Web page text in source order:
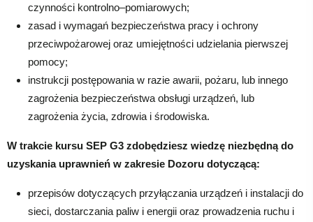
czynności kontrolno–pomiarowych;
zasad i wymagań bezpieczeństwa pracy i ochrony
przeciwpożarowej oraz umiejętności udzielania pierwszej
pomocy;
instrukcji postępowania w razie awarii, pożaru, lub innego
zagrożenia bezpieczeństwa obsługi urządzeń, lub
zagrożenia życia, zdrowia i środowiska.
W trakcie kursu SEP G3 zdobędziesz wiedzę niezbędną do
uzyskania uprawnień w zakresie Dozoru dotyczącą:
przepisów dotyczących przyłączania urządzeń i instalacji do
sieci, dostarczania paliw i energii oraz prowadzenia ruchu i